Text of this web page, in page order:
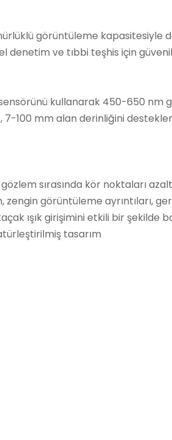
görüntüleme kapasitesiyle
ve tıbbi teşhis için
kullanarak 450-650 nm
100 mm alan derinliğini
sırasında kör noktaları
görüntüleme ayrıntıları,
ışık girişimini etkili bir şekilde
tasarım